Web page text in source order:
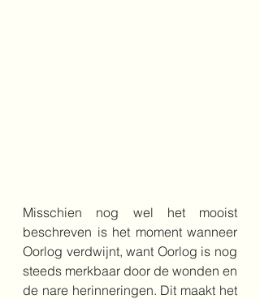
Misschien nog wel het mooist
beschreven is het moment wanneer
Oorlog verdwijnt, want Oorlog is nog
steeds merkbaar door de wonden en
de nare herinneringen. Dit maakt het